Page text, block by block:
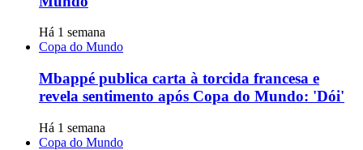
Há 1 semana
Copa do Mundo
Mbappé publica carta à torcida francesa e
revela sentimento após Copa do Mundo: 'Dói'
Há 1 semana
Copa do Mundo